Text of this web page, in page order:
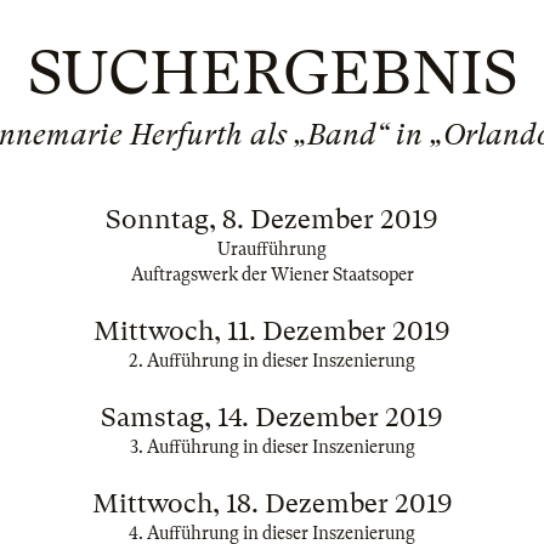
SUCHERGEBNIS
Herfurth als „Band“ in
Sonntag, 8. Dezember 2019
Uraufführung
Auftragswerk der Wiener Staatsoper
Mittwoch, 11. Dezember 2019
2. Aufführung in dieser Inszenierung
Samstag, 14. Dezember 2019
3. Aufführung in dieser Inszenierung
Mittwoch, 18. Dezember 2019
4. Aufführung in dieser Inszenierung